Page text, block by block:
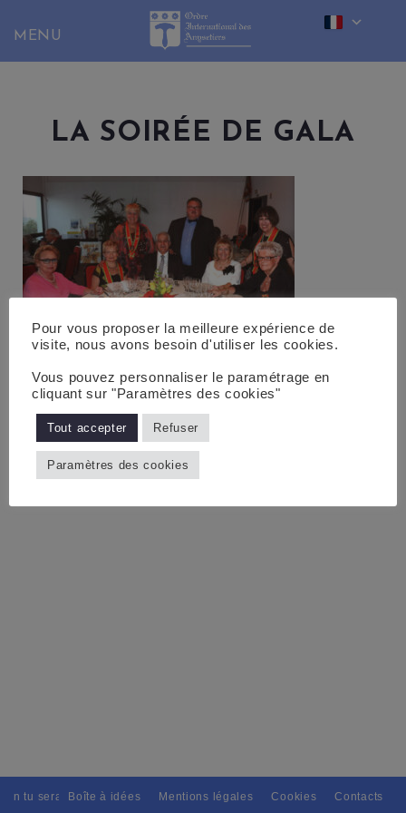
content
LA SOIRÉE DE GALA
tu seras, Pour tous avec discernement. // L'amitié tu
Boîte à idées Mentions légales Cookies Contacts
Pour vous proposer la meilleure expérience de
visite, nous avons besoin d'utiliser les cookies.
Vous pouvez personnaliser le paramétrage en
cliquant sur "Paramètres des cookies"
Tout accepter Refuser
Paramètres des cookies